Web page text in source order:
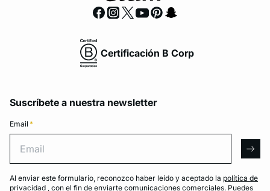
Certificación B Corp
Suscríbete a nuestra newsletter
Email *
Al enviar este formulario, reconozco haber leído y aceptado la política de
privacidad , con el fin de enviarte comunicaciones comerciales. Puedes